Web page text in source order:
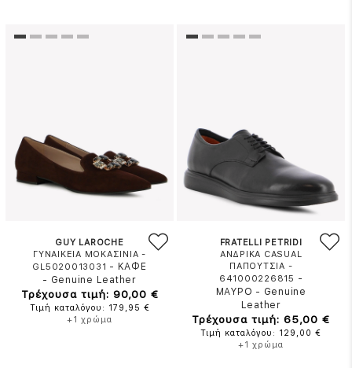
GUY LAROCHE
ΓΥΝΑΙΚΕΙΑ ΜΟΚΑΣΙΝΙΑ -
GL5020013031 - ΚΑΦΕ
- Genuine Leather
Τρέχουσα τιμή: 90,00 €
Τιμή καταλόγου: 179,95 €
+1 χρώμα
FRATELLI PETRIDI
ΑΝΔΡΙΚΑ CASUAL
ΠΑΠΟΥΤΣΙΑ -
641000226815 -
ΜΑΥΡΟ - Genuine
Leather
Τρέχουσα τιμή: 65,00 €
Τιμή καταλόγου: 129,00 €
+1 χρώμα